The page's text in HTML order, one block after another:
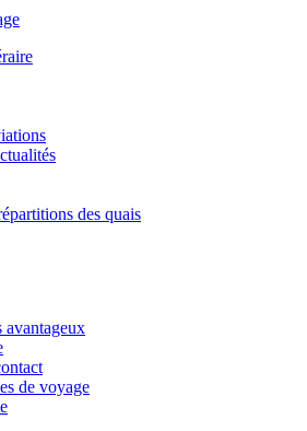
des quais
avantageux
de voyage